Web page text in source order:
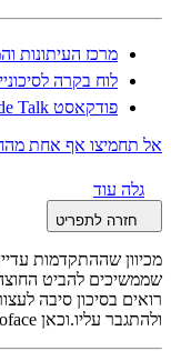
מרכז העיתונות
לוח בקרה
פודקאסט Trade Talk
אל תחמיצו אף אחת
גלה עוד
חזרה לתפריט
מכיוון שההתקדמות
שממשיכים להביט
רואים בסיכון סיבה
ולהתגבר עליו.וכאן Coface נכנסת לתמונה.